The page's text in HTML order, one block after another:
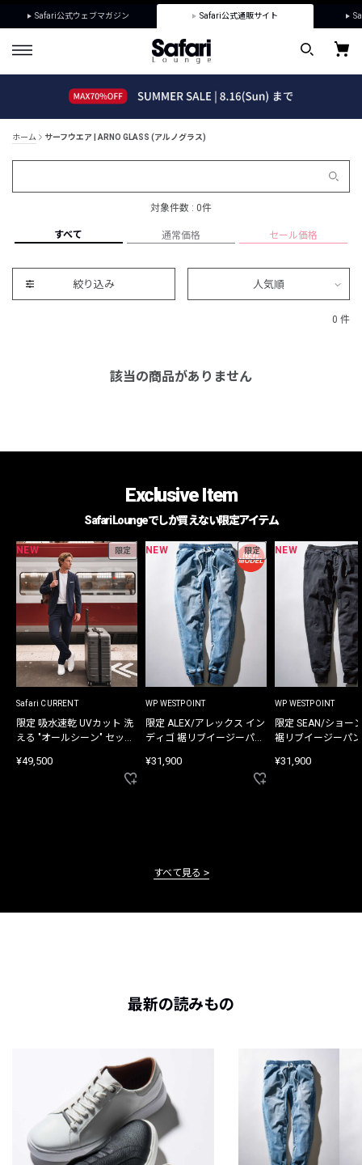
Safari公式ウェブマガジン Safari公式通販サイト
ホーム サーフウエア | ARNO GLASS (アルノグラス)
対象件数 : 0件
すべて 通常価格 セール価格
絞り込み 人気順
0 件
該当の商品がありません
Exclusive Item
Safari Loungeでしか買えない限定アイテム
NEW 限定
Safari CURRENT
限定 吸水速乾 UVカット 洗
える "オールシーン" セット
¥49,500
NEW 限定
WP WESTPOINT
限定 ALEX/アレックス イン
ディゴ 裾リブイージーパン
¥31,900
NEW
WP WESTPOINT
限定 SEAN/ショー
裾リブイージーパ
¥31,900
すべて見る
最新の読みもの